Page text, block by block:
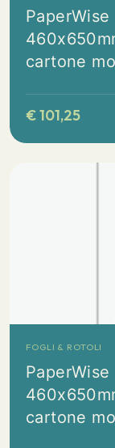
cartone
€101,25
FOGLI & ROTOLI
cartone